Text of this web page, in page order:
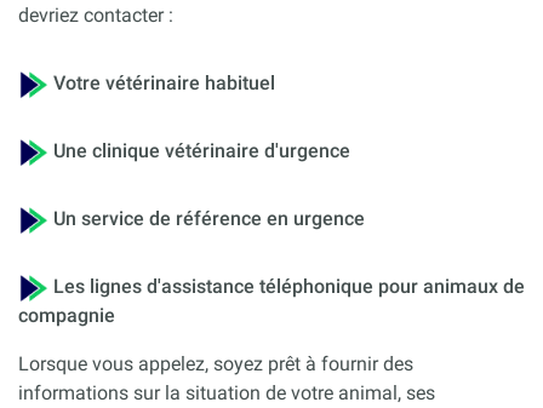
devriez contacter :
Votre vétérinaire habituel
Une clinique vétérinaire d'urgence
Un service de référence en urgence
Les lignes d'assistance téléphonique pour animaux de
compagnie
Lorsque vous appelez, soyez prêt à fournir des
informations sur la situation de votre animal, ses